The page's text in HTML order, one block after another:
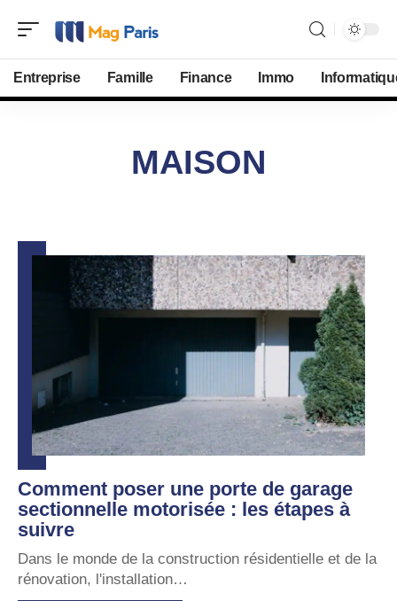
Entreprise Famille Finance Immo
MAISON
Comment poser une porte de garage
sectionnelle motorisée : les étapes à
suivre
Dans le monde de la construction résidentielle et de la
rénovation, l'installation…